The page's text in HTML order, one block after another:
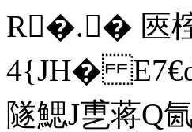
R�.� 匧
4{JH�
隧鰓J乶蒋Q